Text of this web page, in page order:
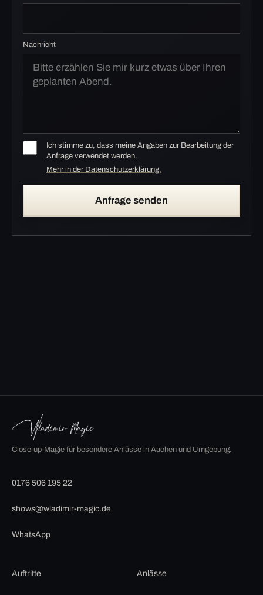
Nachricht
Ich stimme zu, dass meine Angaben zur Bearbeitung der
Anfrage verwendet werden.
Mehr in der Datenschutzerklärung.
Anfrage senden
Close-up-Magie für besondere Anlässe in Aachen und Umgebung.
0176 506 195 22
shows@wladimir-magic.de
WhatsApp
Auftritte Anlässe